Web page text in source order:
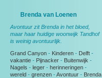
Brenda van Loenen
Avontuur zit Brenda in het bloed,
maar haar huidige woonwijk Tandhof
is weinig avontuurlijk.
Grand Canyon - Kinderen - Delft -
vakantie - Pijnacker - Buitenwijk -
Nagels - leger - herinneringen -
wereld - grenzen -Avontuur - Brenda